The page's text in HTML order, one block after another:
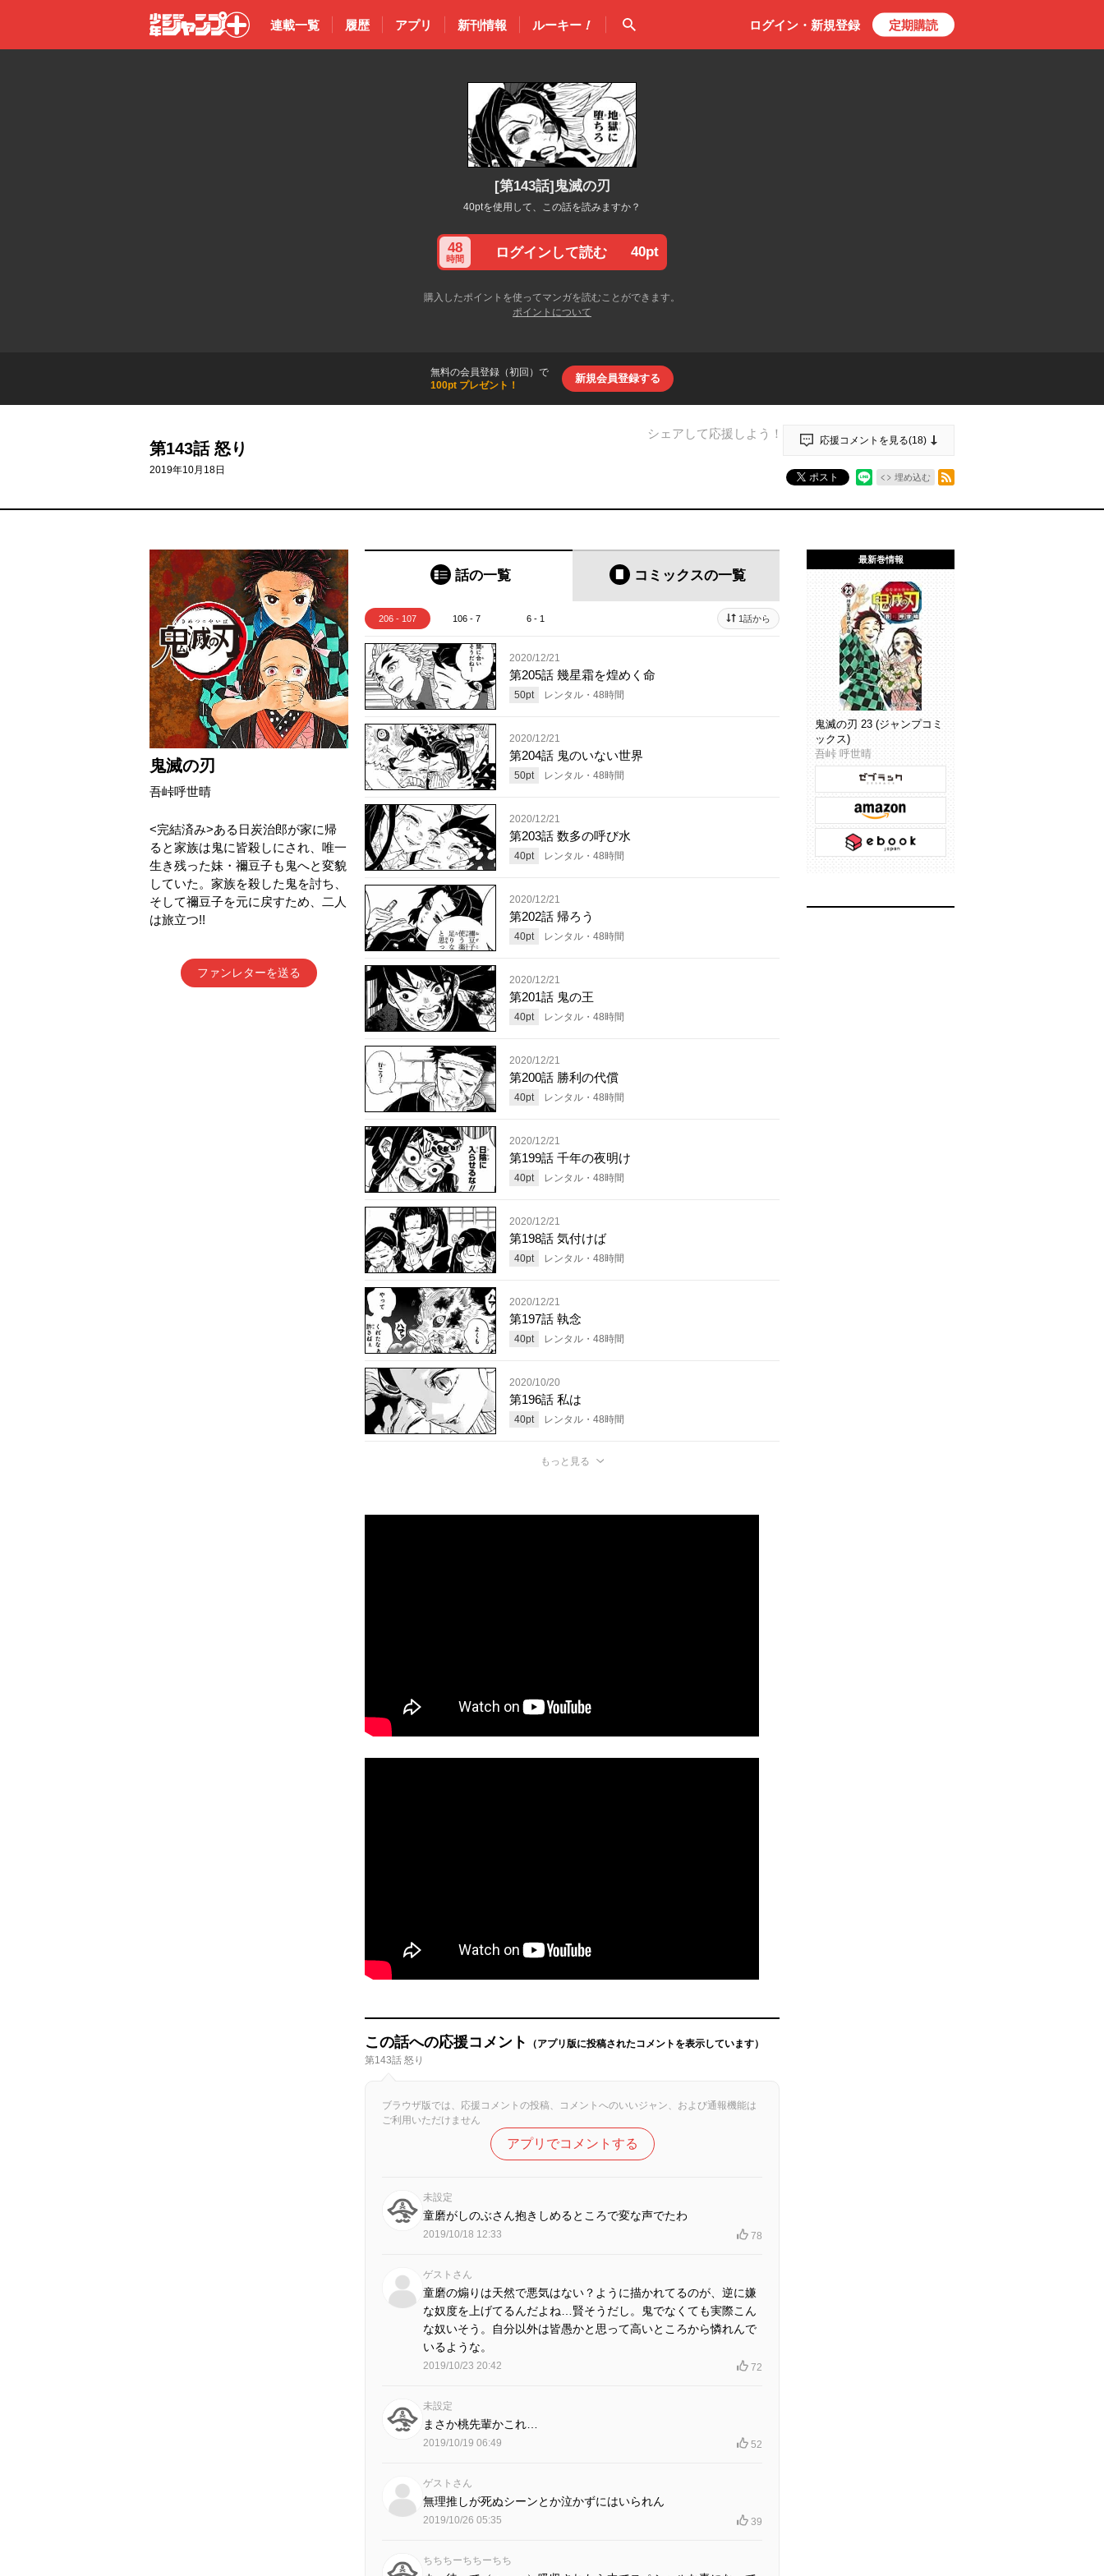
少年ジャン
連載一覧 履歴 アプリ 新刊情報 ルーキー！ 検索 ログイン・ 新規登録 定期購読
[第143話]鬼滅の刃
40ptを使用して、この話を読みますか？
48
時間 ログインして読む 40pt
購入したポイントを使ってマンガを読むことができます。
ポイントについて
無料の会員登録（初回）で
100pt プレゼント！
新規会員登録する
第143話 怒り
2019年10月18日
シェアして応援しよう！ 応援コメントを見る(18)
ポスト 埋め込む
鬼滅の刃
吾峠呼世晴
<完結済み>ある日炭治郎が家に帰
ると家族は鬼に皆殺しにされ、唯一
生き残った妹・禰豆子も鬼へと変貌
していた。家族を殺した鬼を討ち、
そして禰豆子を元に戻すため、二人
は旅立つ!!
ファンレターを送る
話の一覧 コミックスの一覧
206 - 107 106 - 7 6 - 1 1話から
2020/12/21
第205話 幾星霜を煌めく命
50pt レンタル・ 48時間
2020/12/21
第204話 鬼のいない世界
50pt レンタル・ 48時間
2020/12/21
第203話 数多の呼び水
40pt レンタル・ 48時間
2020/12/21
第202話 帰ろう
40pt レンタル・ 48時間
2020/12/21
第201話 鬼の王
40pt レンタル・ 48時間
2020/12/21
第200話 勝利の代償
40pt レンタル・ 48時間
2020/12/21
第199話 千年の夜明け
40pt レンタル・ 48時間
2020/12/21
第198話 気付けば
40pt レンタル・ 48時間
2020/12/21
第197話 執念
40pt レンタル・ 48時間
2020/10/20
第196話 私は
40pt レンタル・ 48時間
もっと見る
この話への応援コメント
（アプリ版に投稿されたコメントを表示しています）
第143話 怒り
ブラウザ版では、応援コメントの投稿、コメントへのいいジャン、および通報機能は
ご利用いただけません
アプリでコメントする
未設定
童磨がしのぶさん抱きしめるところで変な声でたわ
2019/10/18 12:33 78
ゲストさん
童磨の煽りは天然で悪気はない？ように描かれてるのが、逆に嫌
な奴度を上げてるんだよね…賢そうだし。鬼でなくても実際こん
な奴いそう。自分以外は皆愚かと思って高いところから憐れんで
いるような。
2019/10/23 20:42 72
未設定
まさか桃先輩かこれ…
2019/10/19 06:49 52
ゲストさん
無理推しが死ぬシーンとか泣かずにはいられん
2019/10/26 05:35 39
ちちちーちちーちち
最新巻情報
鬼滅の刃 23 (ジャンプコミ
ックス)
吾峠 呼世晴